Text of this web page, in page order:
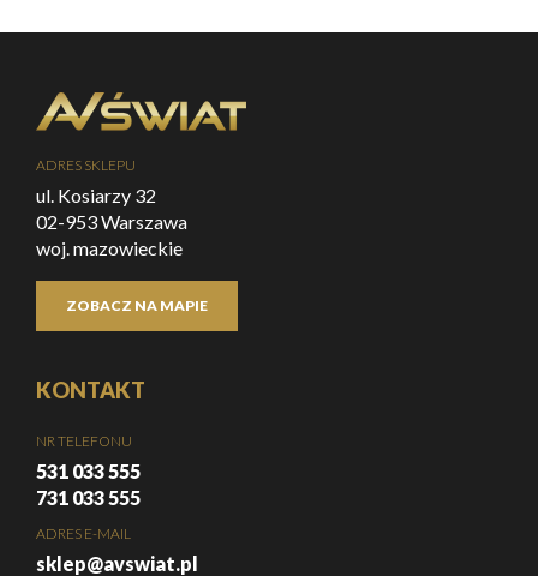
ADRES SKLEPU
ul. Kosiarzy 32
02-953 Warszawa
woj. mazowieckie
ZOBACZ NA MAPIE
KONTAKT
NR TELEFONU
531 033 555
731 033 555
ADRES E-MAIL
sklep@avswiat.pl